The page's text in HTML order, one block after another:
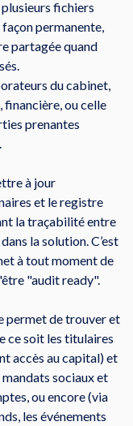
fichiers
permanente,
partagée quand
du cabinet,
ou celle
prenantes
à jour
et le registre
la traçabilité entre
la solution. C’est
à tout moment de
"audit ready".
permet de trouver et
ce soit les titulaires
accès au capital) et
sociaux et
ou encore (via
les événements